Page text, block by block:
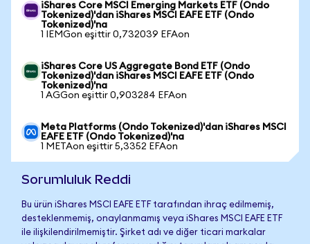
iShares Core MSCI Emerging Markets ETF (Ondo
Tokenized)'dan iShares MSCI EAFE ETF (Ondo
Tokenized)'na
1 IEMGon eşittir 0,732039 EFAon
iShares Core US Aggregate Bond ETF (Ondo
Tokenized)'dan iShares MSCI EAFE ETF (Ondo
Tokenized)'na
1 AGGon eşittir 0,903284 EFAon
Meta Platforms (Ondo Tokenized)'dan iShares MSCI
EAFE ETF (Ondo Tokenized)'na
1 METAon eşittir 5,3352 EFAon
Sorumluluk Reddi
Bu ürün iShares MSCI EAFE ETF tarafından ihraç edilmemiş,
desteklenmemiş, onaylanmamış veya iShares MSCI EAFE ETF
ile ilişkilendirilmemiştir. Şirket adı ve diğer ticari markalar